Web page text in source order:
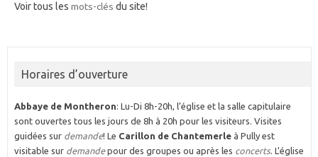
Voir tous les mots-clés du site!
Horaires d’ouverture
Abbaye de Montheron: Lu-Di 8h-20h, l’église et la salle capitulaire
sont ouvertes tous les jours de 8h à 20h pour les visiteurs. Visites
guidées sur demande! Le Carillon de Chantemerleà Pully est
visitable sur demandepour des groupes ou après les concerts. L'église